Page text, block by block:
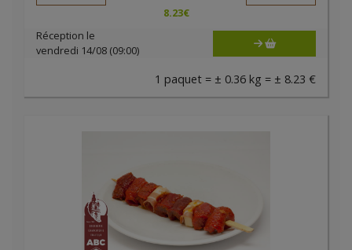
8.23€
Réception le
vendredi 14/08 (09:00)
1 paquet = ± 0.36 kg = ± 8.23 €